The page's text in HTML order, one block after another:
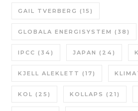
GAIL TVERBERG (15)
GLOBALA ENERGISYSTEM (38)
IPCC (34) JAPAN (24)
KJELL ALEKLETT (17)
KOL (25) KOLLAPS (21)